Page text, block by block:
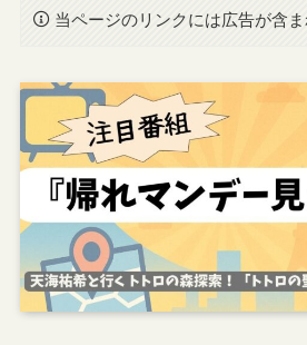
当ページのリンクには広告が含ま